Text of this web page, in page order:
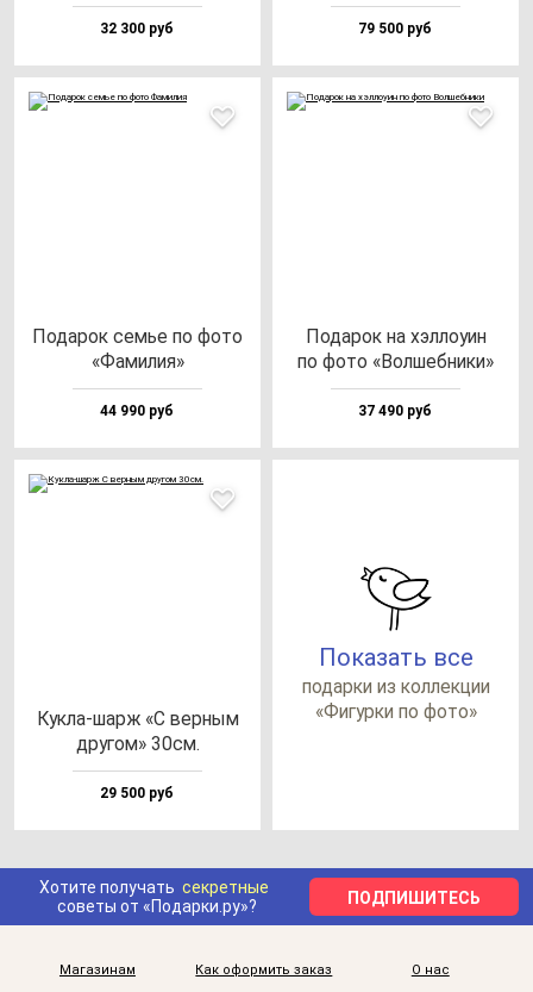
32 300 руб 79 500 руб
Пода­рок семье по фо­то
«Фами­лия»
44 990 руб
Пода­рок на хэл­ло­уин
по фо­то «Вол­шеб­ни­ки»
37 490 руб
Кук­ла-шарж «С вер­ным
дру­гом» 30см.
29 500 руб
Показать все
по­дар­ки из кол­лек­ции
«Фигур­ки по фо­то»
Хотите получать секретные
советы от «Подарки.ру»?
ПОДПИШИТЕСЬ
Магазинам Как оформить заказ О нас